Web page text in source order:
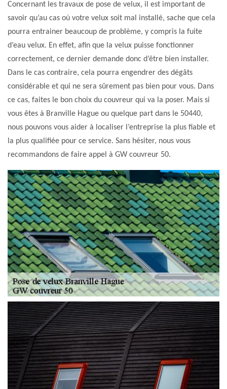
Concernant les travaux de pose de velux, il est important de
savoir qu’au cas où votre velux soit mal installé, sache que cela
pourra entrainer beaucoup de problème, y compris la fuite
d’eau velux. En effet, afin que la velux puisse fonctionner
correctement, ce dernier demande donc d’être bien installer.
Dans le cas contraire, cela pourra engendrer des dégâts
considérable et qui ne sera sûrement pas bien pour vous. Dans
ce cas, faites le bon choix du couvreur qui va la poser. Mais si
vous êtes à Branville Hague ou quelque part dans le 50440,
nous pouvons vous aider à localiser l’entreprise la plus fiable et
la plus qualifiée pour ce service. Sans hésiter, nous vous
recommandons de faire appel à GW couvreur 50.